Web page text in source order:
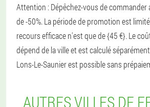
Attention : Dépêchez-vous de commander
de -50%. La période de promotion est
recours efficace n'est que de {45 €}. Le
dépend de la ville et est calculé
Lons-Le-Saunier est possible sans
AUTRES VILLES DE